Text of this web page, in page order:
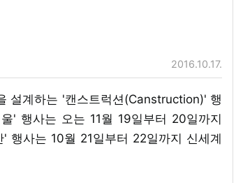
2016.10.17.
설계하는 '캔스트럭션(Canstruction)' 행
' 행사는 오는 11월 19일부터 20일까지
행사는 10월 21일부터 22일까지 신세계